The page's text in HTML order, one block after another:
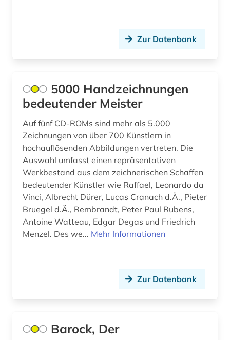
aufklärung (1)
augenchirurgie (1)
augenheilkunde (1)
augenzeuge (3)
augenzeugenbericht (1)
auktion (1)
ausbildung (1)
Oesterreich (29)
Osmanisches Reich (1)
Ostasien (12)
Osteuropa (10)
Ostmitteleuropa (3)
Palaestina (1)
Polen (20)
Zur Datenbank
5000 Handzeichnungen
bedeutender Meister
Auf fünf CD-ROMs sind mehr als 5.000
Zeichnungen von über 700 Künstlern in
hochauflösenden Abbildungen vertreten. Die
Auswahl umfasst einen repräsentativen
Werkbestand aus dem zeichnerischen Schaffen
bedeutender Künstler wie Raffael, Leonardo da
Vinci, Albrecht Dürer, Lucas Cranach d.Ä., Pieter
Bruegel d.Ä., Rembrandt, Peter Paul Rubens,
Antoine Watteau, Edgar Degas und Friedrich
Menzel. Des we... Mehr Informationen
Zur Datenbank
Barock, Der